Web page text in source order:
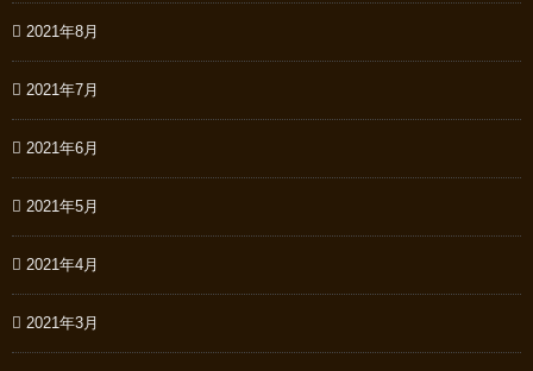
2021年8月
2021年7月
2021年6月
2021年5月
2021年4月
2021年3月